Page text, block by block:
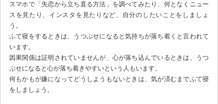
スマホで「失恋から立ち直る方法」を調べてみたり、何となくニュー
スを見たり、インスタを見たりなど、自分のしたいことをしましょ
う。
ふて寝をするときは、うつぶせになると気持ちが落ち着くと言われて
います。
因果関係は証明されていませんが、心が落ち込んでいるときは、うつ
ぶせになると心が落ち着きやすいという人もいます。
何もかもが嫌になってどうしようもないときは、気が済むまでふて寝
をしましょう。